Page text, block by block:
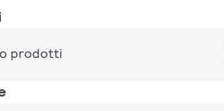
prodotti